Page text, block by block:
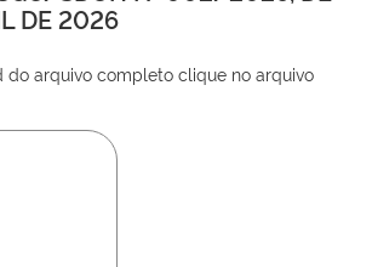
DE 2026
do arquivo completo clique no arquivo